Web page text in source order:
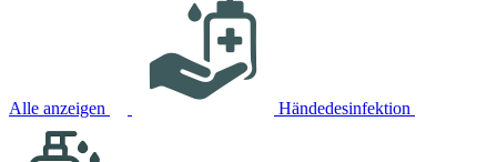
Alle anzeigen Händedesinfektion